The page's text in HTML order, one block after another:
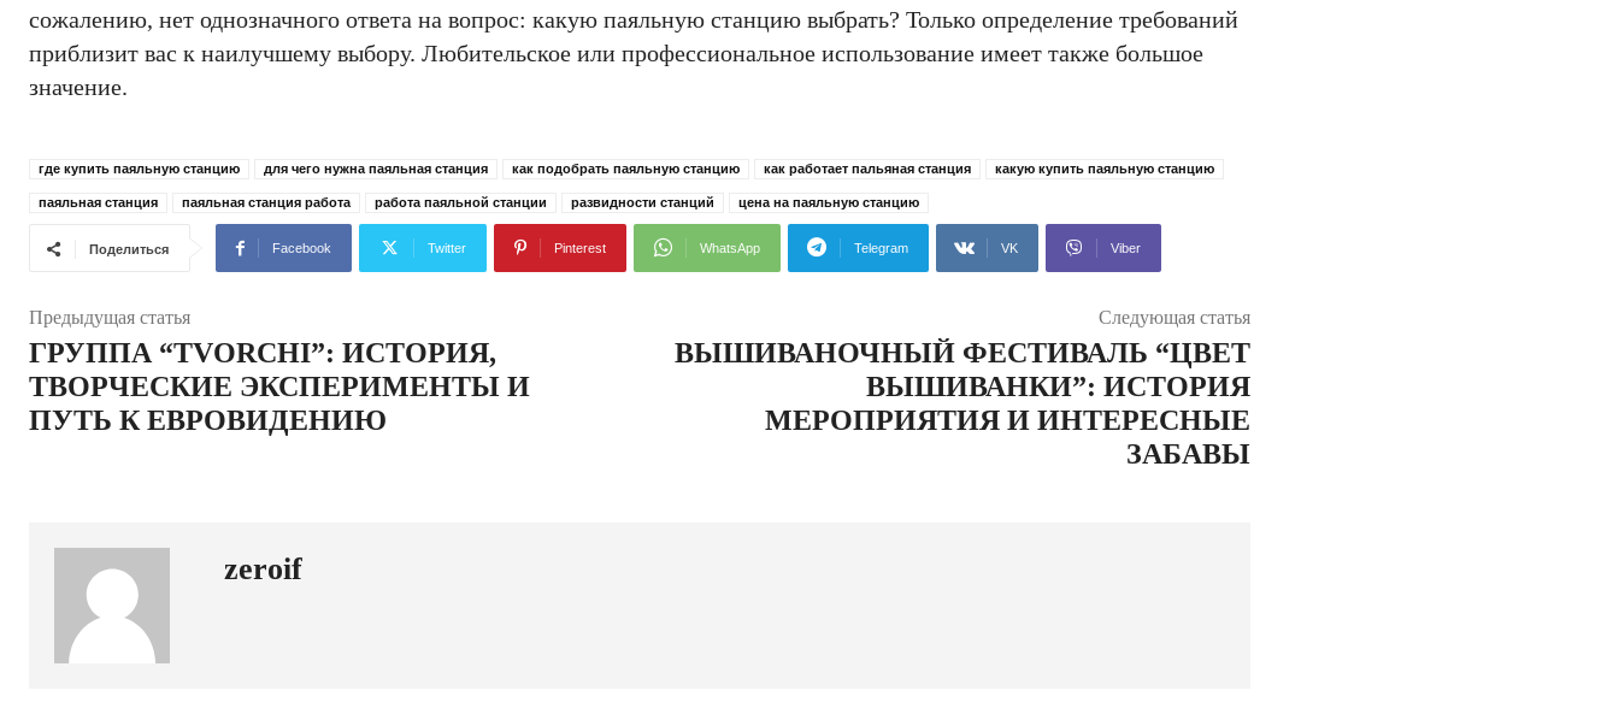
сожалению, нет однозначного ответа на вопрос: какую паяльную станцию выбрать? Только определение требований
приблизит вас к наилучшему выбору. Любительское или профессиональное использование имеет также большое
значение.
где купить паяльную станцию для чего нужна паяльная станция как подобрать паяльную станцию как работает пальяная станция какую купить паяльную станцию
паяльная станция паяльная станция работа работа паяльной станции развидности станций цена на паяльную станцию
Поделиться Facebook Twitter Pinterest WhatsApp Telegram VK Viber
Предыдущая статья
ГРУППА “TVORCHI”: ИСТОРИЯ,
ТВОРЧЕСКИЕ ЭКСПЕРИМЕНТЫ И
ПУТЬ К ЕВРОВИДЕНИЮ
Следующая статья
ВЫШИВАНОЧНЫЙ ФЕСТИВАЛЬ “ЦВЕТ
ВЫШИВАНКИ”: ИСТОРИЯ
МЕРОПРИЯТИЯ И ИНТЕРЕСНЫЕ
ЗАБАВЫ
zeroif